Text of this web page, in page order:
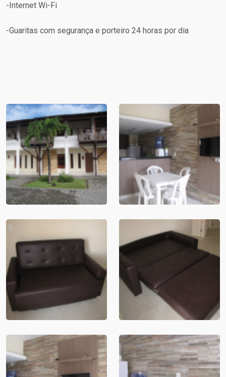
-Internet Wi-Fi
-Guaritas com segurança e porteiro 24 horas por dia